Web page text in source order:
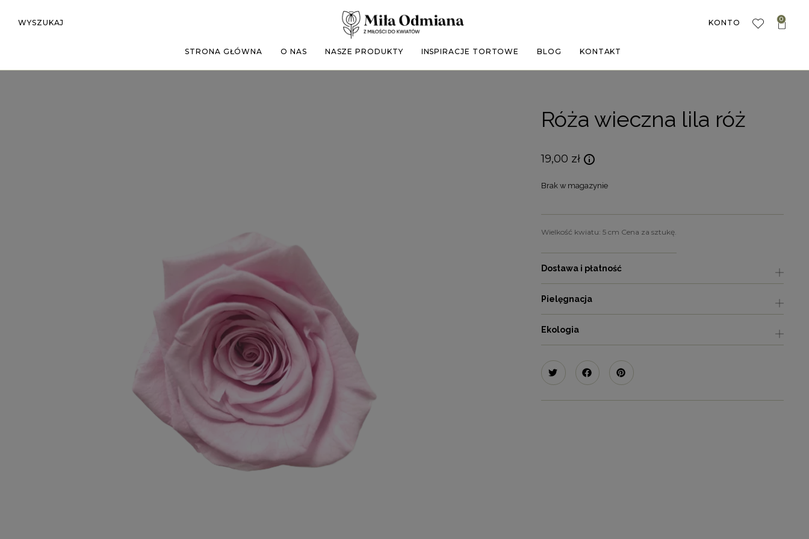
WYSZUKAJ
STRONA GŁÓWNA O NAS NASZE PRODUKTY INSPIRACJE TORTOWE BLOG KONTAKT
KONTO 0
Róża wieczna lila róż
19,00 zł
Brak w magazynie
Wielkość kwiatu: 5 cm Cena za sztukę.
Dostawa i płatność
Pielęgnacja
Ekologia